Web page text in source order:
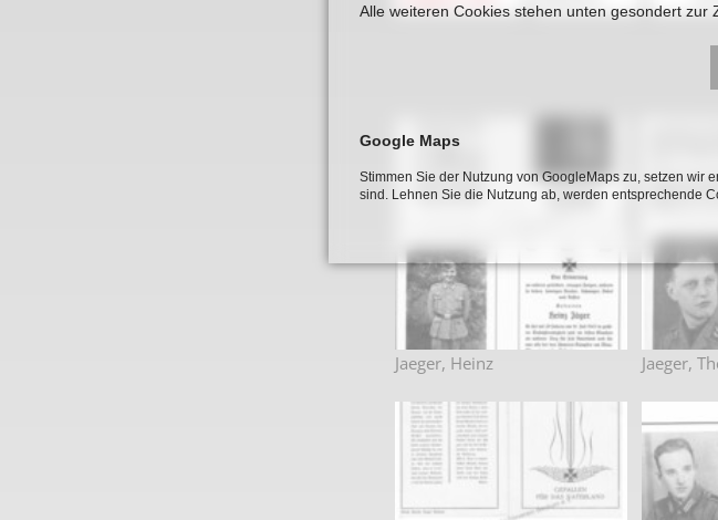
Jaeger, Heinz Jaeger,
Alle weiteren Cookies stehen unten gesondert zur
Google Maps
Stimmen Sie der Nutzung von GoogleMaps zu, setzen wir
sind. Lehnen Sie die Nutzung ab, werden entsprechende